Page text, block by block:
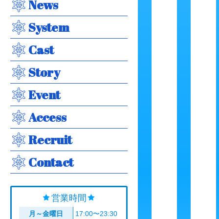
News
System
Cast
Story
Event
Access
Recruit
Contact
営業時間
月～金曜日
17:00〜23:30